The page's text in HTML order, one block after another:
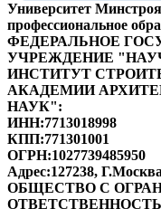
Университет
профессиональное
ФЕДЕРАЛЬНОЕ
УЧРЕЖДЕНИЕ
ИНСТИТУТ
АКАДЕМИИ
НАУК":
ИНН:7713018998
КПП:771301001
ОГРН:1027739485950
Адрес:127238,
ОБЩЕСТВО С